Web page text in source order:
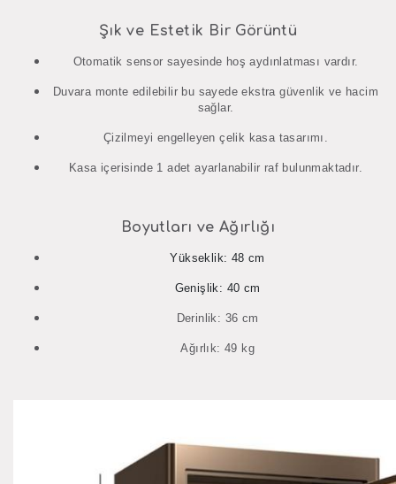
Şık ve Estetik Bir Görüntü
Otomatik sensor sayesinde hoş aydınlatması vardır.
Duvara monte edilebilir bu sayede ekstra güvenlik ve hacim
sağlar.
Çizilmeyi engelleyen çelik kasa tasarımı.
Kasa içerisinde 1 adet ayarlanabilir raf bulunmaktadır.
Boyutları ve Ağırlığı
Yükseklik: 48 cm
Genişlik: 40 cm
Derinlik: 36 cm
Ağırlık: 49 kg